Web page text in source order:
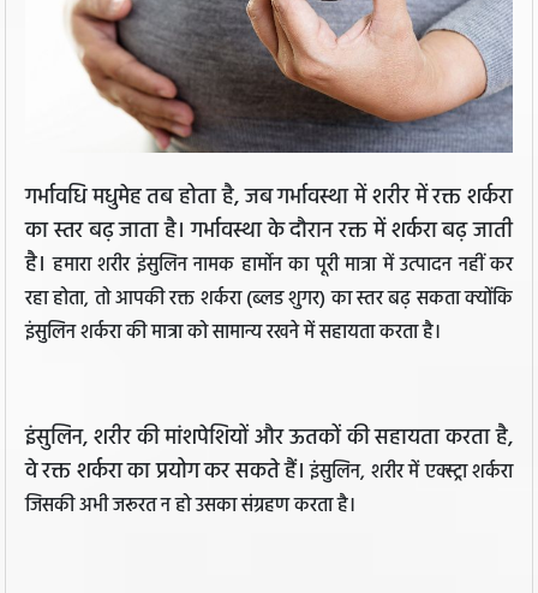
गर्भावधि मधुमेह तब होता है, जब गर्भावस्था में शरीर में रक्त शर्करा
का स्तर बढ़ जाता है। गर्भावस्था के दौरान रक्त में शर्करा बढ़ जाती
है।हमारा शरीर इंसुलिन नामक हार्मोन का पूरी मात्रा में उत्पादन नहीं कर
रहा होता, तो आपकी रक्त शर्करा (ब्लड शुगर) का स्तर बढ़ सकता क्योंकि
इंसुलिन शर्करा की मात्रा को सामान्य रखने में सहायता करता है।
इंसुलिन, शरीर की मांशपेशियों और ऊतकों की सहायता करता है,
वे रक्त शर्करा का प्रयोग कर सकते हैं।इंसुलिन, शरीर में एक्स्ट्रा शर्करा
जिसकी अभी जरूरत न हो उसका संग्रहण करता है।